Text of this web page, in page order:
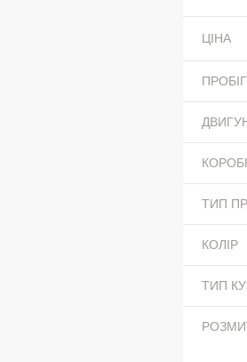
ЦІНА
ПРОБІГ
ТИП
КОЛІР
ТИП